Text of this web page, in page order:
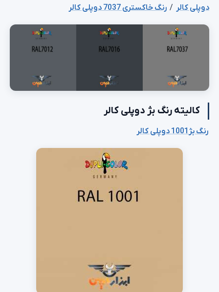
دوپلی کالر / رنگ خاکستری 7037 دوپلی کالر
کالیته رنگ بژ دوپلی کالر
رنگ بژ1001 دوپلی کالر